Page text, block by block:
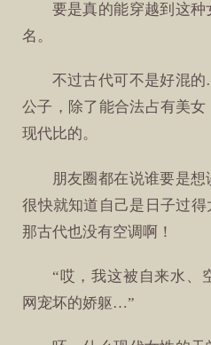
要是真的能穿越到这
名。
不过古代可不是好混
公子，除了能合法占有美
现代比的。
朋友圈都在说谁要是想
很快就知道自己是日子过
那古代也没有空调啊！
“哎，我这被自来水、
网宠坏的娇躯…”